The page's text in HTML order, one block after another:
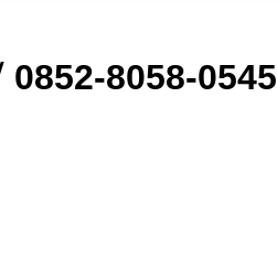
8058-0545